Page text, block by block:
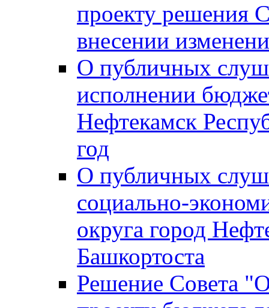
проекту решения
внесении
О публичных
исполнении
Нефтекамск
год
О публичных
социально-
округа город
Башкортоста
Решение Совета